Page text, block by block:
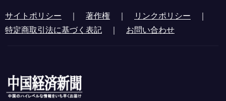
サイトポリシー ｜ 著作権 ｜ リンクポリシー ｜
特定商取引法に基づく表記 ｜ お問い合わせ